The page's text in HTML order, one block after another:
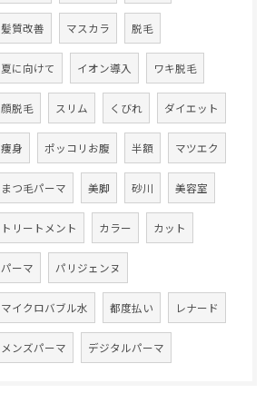
髪質改善 マスカラ 脱毛
夏に向けて イオン導入 ワキ脱毛
顔脱毛 スリム くびれ ダイエット
痩身 ポッコリお腹 半額 マツエク
まつ毛パーマ 美脚 砂川 美容室
トリートメント カラー カット
パーマ パリジェンヌ
マイクロバブル水 都度払い レナード
メンズパーマ デジタルパーマ